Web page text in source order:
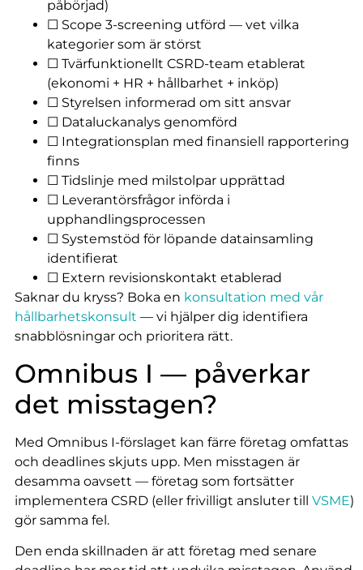
påbörjad)
☐ Scope 3-screening utförd — vet vilka
kategorier som är störst
☐ Tvärfunktionellt CSRD-team etablerat
(ekonomi + HR + hållbarhet + inköp)
☐ Styrelsen informerad om sitt ansvar
☐ Dataluckanalys genomförd
☐ Integrationsplan med finansiell rapportering
finns
☐ Tidslinje med milstolpar upprättad
☐ Leverantörsfrågor införda i
upphandlingsprocessen
☐ Systemstöd för löpande datainsamling
identifierat
☐ Extern revisionskontakt etablerad
Saknar du kryss? Boka en konsultation med vår
hållbarhetskonsult — vi hjälper dig identifiera
snabblösningar och prioritera rätt.
Omnibus I — påverkar
det misstagen?
Med Omnibus I-förslaget kan färre företag omfattas
och deadlines skjuts upp. Men misstagen är
desamma oavsett — företag som fortsätter
implementera CSRD (eller frivilligt ansluter till VSME)
gör samma fel.
Den enda skillnaden är att företag med senare